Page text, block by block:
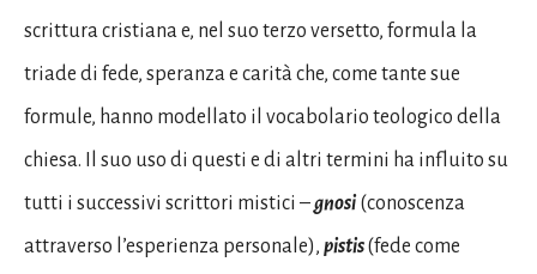
scrittura cristiana e, nel suo terzo versetto, formula la
triade di fede, speranza e carità che, come tante sue
formule, hanno modellato il vocabolario teologico della
chiesa. Il suo uso di questi e di altri termini ha influito su
tutti i successivi scrittori mistici –gnosi(conoscenza
attraverso l’esperienza personale), pistis(fede come